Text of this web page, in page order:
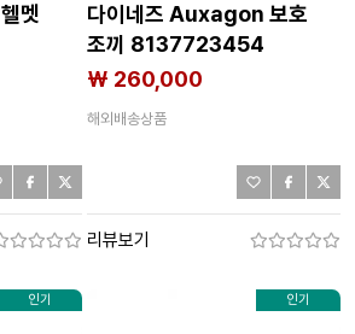
멧
다이네즈 Auxagon 보호
조끼 8137723454
₩ 260,000
해외배송상품
리뷰보기
인기 인기